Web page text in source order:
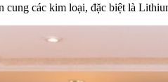
các kim loại, đặc biệt là